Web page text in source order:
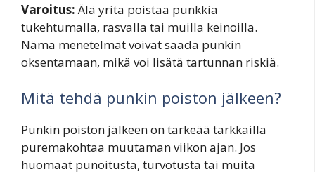
Varoitus:Älä yritä poistaa punkkia
tukehtumalla, rasvalla tai muilla keinoilla.
Nämä menetelmät voivat saada punkin
oksentamaan, mikä voi lisätä tartunnan riskiä.
Mitä tehdä punkin poiston jälkeen?
Punkin poiston jälkeen on tärkeää tarkkailla
puremakohtaa muutaman viikon ajan. Jos
huomaat punoitusta, turvotusta tai muita